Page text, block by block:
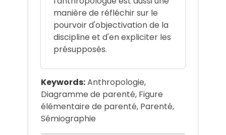
manière de réfléchir sur le
pourvoir d'objectivation de la
discipline et d'en expliciter les
présupposés.
Keywords:Anthropologie,
Diagramme de parenté, Figure
élémentaire de parenté, Parenté,
Sémiographie